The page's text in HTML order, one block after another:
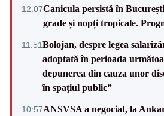
12:07Canicula persistă în
grade și nopți tropicale.
11:51Bolojan, despre legea
adoptată în perioada
depunerea din cauza unor
în spaţiul public”
10:57ANSVSA a negociat, la